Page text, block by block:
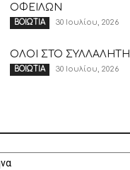
ΟΦΕΙΛΩΝ
ΒΟΙΩΤΙΑ 30 Ιουλίου, 2026
ΟΛΟΙ ΣΤΟ
ΒΟΙΩΤΙΑ 30 Ιουλίου, 2026